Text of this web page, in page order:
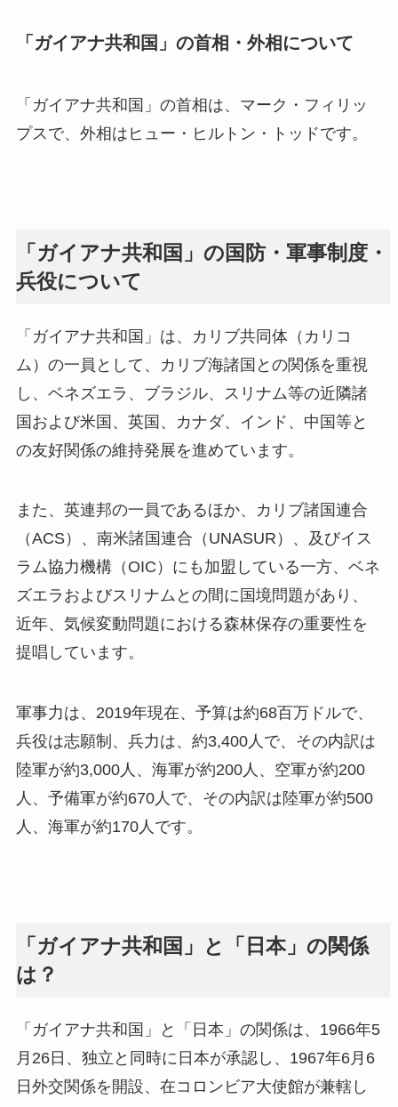
「ガイアナ共和国」の首相・外相について
「ガイアナ共和国」の首相は、マーク・フィリッ
プスで、外相はヒュー・ヒルトン・トッドです。
「ガイアナ共和国」の国防・軍事制度・
兵役について
「ガイアナ共和国」は、カリブ共同体（カリコ
ム）の一員として、カリブ海諸国との関係を重視
し、ベネズエラ、ブラジル、スリナム等の近隣諸
国および米国、英国、カナダ、インド、中国等と
の友好関係の維持発展を進めています。
また、英連邦の一員であるほか、カリブ諸国連合
（ACS）、南米諸国連合（UNASUR）、及びイス
ラム協力機構（OIC）にも加盟している一方、ベネ
ズエラおよびスリナムとの間に国境問題があり、
近年、気候変動問題における森林保存の重要性を
提唱しています。
軍事力は、2019年現在、予算は約68百万ドルで、
兵役は志願制、兵力は、約3,400人で、その内訳は
陸軍が約3,000人、海軍が約200人、空軍が約200
人、予備軍が約670人で、その内訳は陸軍が約500
人、海軍が約170人です。
「ガイアナ共和国」と「日本」の関係
は？
「ガイアナ共和国」と「日本」の関係は、1966年5
月26日、独立と同時に日本が承認し、1967年6月6
日外交関係を開設、在コロンビア大使館が兼轄し